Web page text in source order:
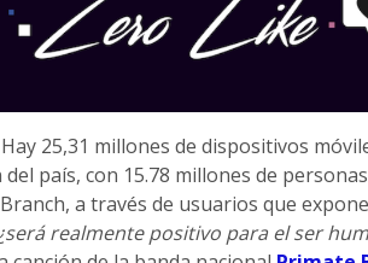
25,31 millones de dispositivos
país, con 15.78 millones de
a través de usuarios que
realmente positivo para el ser